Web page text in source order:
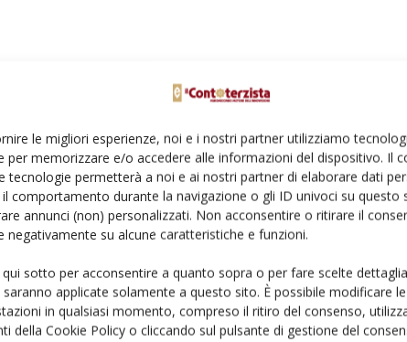
le migliori esperienze, noi e i nostri partner utilizziamo
per memorizzare e/o accedere alle informazioni del dispositivo. Il
tecnologie permetterà a noi e ai nostri partner di elaborare dati
comportamento durante la navigazione o gli ID univoci su questo
annunci (non) personalizzati. Non acconsentire o ritirare il
negativamente su alcune caratteristiche e funzioni.
qui sotto per acconsentire a quanto sopra o per fare scelte
saranno applicate solamente a questo sito. È possibile modificare le
in qualsiasi momento, compreso il ritiro del consenso,
della Cookie Policy o cliccando sul pulsante di gestione del